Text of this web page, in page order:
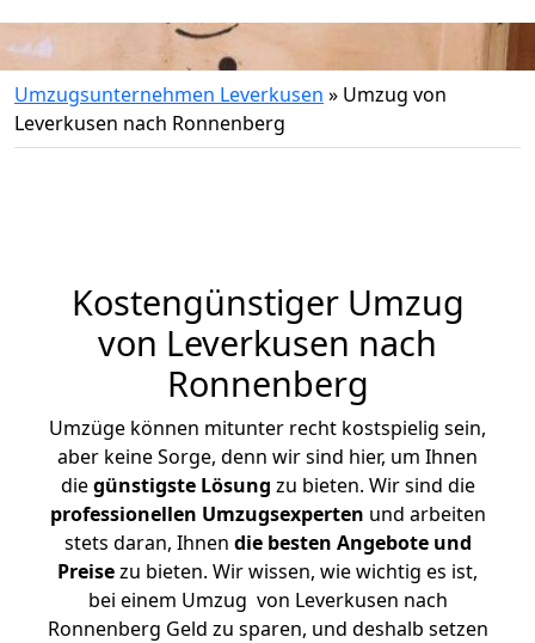
Umzugsunternehmen Leverkusen » Umzug von
Leverkusen nach Ronnenberg
Kostengünstiger Umzug
von Leverkusen nach
Ronnenberg
Umzüge können mitunter recht kostspielig sein,
aber keine Sorge, denn wir sind hier, um Ihnen
diegünstigste Lösung zu bieten. Wir sind die
professionellen Umzugsexperten und arbeiten
stets daran, Ihnen die besten Angebote und
Preisezu bieten. Wir wissen, wie wichtig es ist,
bei einem Umzug von Leverkusen nach
Ronnenberg Geld zu sparen, und deshalb setzen